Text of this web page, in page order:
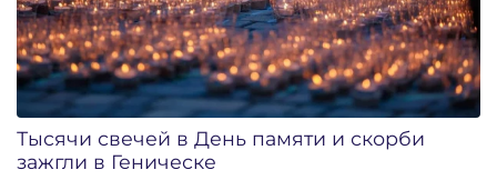
Тысячи свечей в День памяти и скорби
зажгли в Геническе